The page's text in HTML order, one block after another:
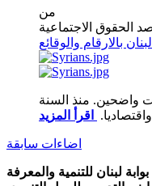
من
الحقوق الاجتماعية
بالارقام والوقائع
واضحين. منذ السنة
اضاءات سابقة
لبنان للتنمية والمعرفة